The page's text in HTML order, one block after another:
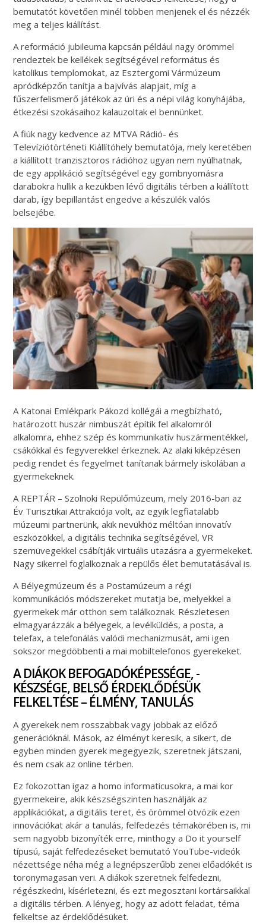
bemutatót követően minél többen menjenek el és nézzék
meg a teljes kiállítást.
A reformáció jubileuma kapcsán például nagy örömmel
rendeztek be kellékek segítségével református és
katolikus templomokat, az Esztergomi Vármúzeum
apródképzőn tanítja a bajvívás alapjait, míg a
fűszerfelismerő játékok az úri és a népi világ konyhájába,
étkezési szokásaihoz kalauzoltak el bennünket.
A fiúk nagy kedvence az MTVA Rádió- és
Televíziótörténeti Kiállítóhely bemutatója, mely keretében
a kiállított tranzisztoros rádióhoz ugyan nem nyúlhatnak,
de egy applikáció segítségével egy gombnyomásra
darabokra hullik a kezükben lévő digitális térben a kiállított
darab, így bepillantást engedve a készülék valós
belsejébe.
A Katonai Emlékpark Pákozd kollégái a megbízható,
határozott huszár nimbuszát építik fel alkalomról
alkalomra, ehhez szép és kommunikatív huszármentékkel,
csákókkal és fegyverekkel érkeznek. Az alaki kiképzésen
pedig rendet és fegyelmet tanítanak bármely iskolában a
gyermekeknek.
A REPTÁR – Szolnoki Repülőmúzeum, mely 2016-ban az
Év Turisztikai Attrakciója volt, az egyik legfiatalabb
múzeumi partnerünk, akik nevükhöz méltóan innovatív
eszközökkel, a digitális technika segítségével, VR
szemüvegekkel csábítják virtuális utazásra a gyermekeket.
Nagy sikerrel foglalkoznak a repülős élet bemutatásával is.
A Bélyegmúzeum és a Postamúzeum a régi
kommunikációs módszereket mutatja be, melyekkel a
gyermekek már otthon sem találkoznak. Részletesen
elmagyarázzák a bélyegek, a levélküldés, a posta, a
telefax, a telefonálás valódi mechanizmusát, ami igen
sokszor megdöbbenti a mai mobiltelefonos gyerekeket.
A DIÁKOK BEFOGADÓKÉPESSÉGE, -
KÉSZSÉGE, BELSŐ ÉRDEKLŐDÉSÜK
FELKELTÉSE – ÉLMÉNY, TANULÁS
A gyerekek nem rosszabbak vagy jobbak az előző
generációknál. Mások, az élményt keresik, a sikert, de
egyben minden gyerek megegyezik, szeretnek játszani,
és nem csak az online térben.
Ez fokozottan igaz a homo informaticusokra, a mai kor
gyermekeire, akik készségszinten használják az
applikációkat, a digitális teret, és örömmel ötvözik ezen
innovációkat akár a tanulás, felfedezés témakörében is, mi
sem nagyobb bizonyíték erre, minthogy a Do it yourself
típusú, saját felfedezéseket bemutató YouTube-videók
nézettsége néha még a legnépszerűbb zenei előadókét is
toronymagasan veri. A diákok szeretnek felfedezni,
régészkedni, kísérletezni, és ezt megosztani kortársaikkal
a digitális térben. A lényeg, hogy az adott feladat, téma
felkeltse az érdeklődésüket.